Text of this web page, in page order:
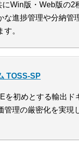
にWin版・Web版の
な進捗管理や分納
。
TOSS-SP
を初めとする輸出
管理の厳密化を実